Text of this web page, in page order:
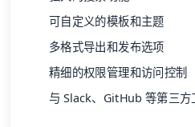
可自定义的模板和主题
多格式导出和发布选项
精细的权限管理和访问控制
与 Slack、GitHub 等第三方